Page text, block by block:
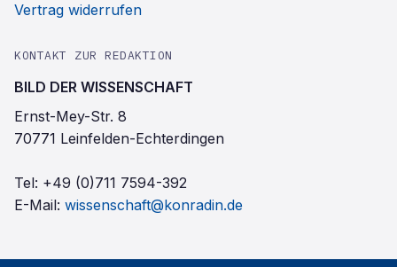
Vertrag widerrufen
KONTAKT ZUR REDAKTION
BILD DER WISSENSCHAFT
Ernst-Mey-Str. 8
70771 Leinfelden-Echterdingen
Tel: +49 (0)711 7594-392
E-Mail: wissenschaft@konradin.de